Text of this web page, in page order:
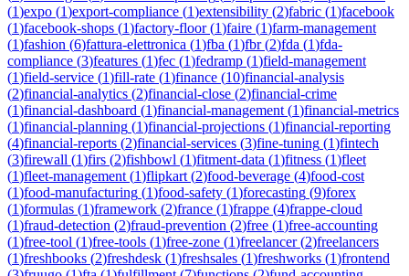
(1)expo (1)export-compliance (1)extensibility (2)fabric (1)facebook
(1)facebook-shops (1)factory-floor(1)faire (1)farm-management
(1)fashion (6)fattura-elettronica (1)fba (1)fbr(2)fda (1)fda-
compliance (3)features (1)fec (1)fedramp (1)field-management
(1)field-service (1)fill-rate (1)finance (10)financial-analysis
(2)financial-analytics (2)financial-close (2)financial-crime
(1)financial-dashboard (1)financial-management (1)financial-metrics
(1)financial-planning (1)financial-projections (1)financial-reporting
(4)financial-reports (2)financial-services (3)fine-tuning (1)fintech
(3)firewall (1)firs (2)fishbowl (1)fitment-data (1)fitness (1)fleet
(1)fleet-management (1)flipkart (2)food-beverage (4)food-cost
(1)food-manufacturing (1)food-safety (1)forecasting (9)forex
(1)formulas (1)framework (2)france (1)frappe (4)frappe-cloud
(1)fraud-detection (2)fraud-prevention (2)free (1)free-accounting
(1)free-tool (1)free-tools (1)free-zone (1)freelancer(2)freelancers
(1)freshbooks (2)freshdesk (1)freshsales (1)freshworks (1)frontend